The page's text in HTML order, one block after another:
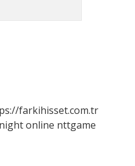
farkihisset.com.tr
online nttgame